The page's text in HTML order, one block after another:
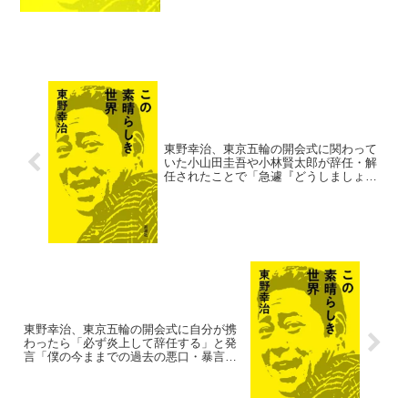
東野幸治、東京五輪の開会式に関わって
いた小山田圭吾や小林賢太郎が辞任・解
任されたことで「急遽『どうしましょ？
東野幸治、東京五輪の開会式に自分が携
わったら「必ず炎上して辞任する」と発
言「僕の今ままでの過去の悪口・暴言を